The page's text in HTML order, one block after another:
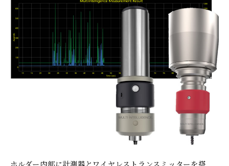
ホルダー内部に計測器とワイヤレストランスミッターを搭